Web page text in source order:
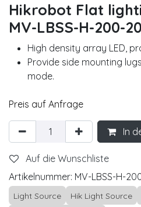
Hikrobot Flat
MV-LBSS-H-200-
High density array LED,
Provide side mounting
mode.
Preis auf Anfrage
In
Auf die Wunschliste
Artikelnummer: MV-LBSS-H-
Light Source Hik Light Source